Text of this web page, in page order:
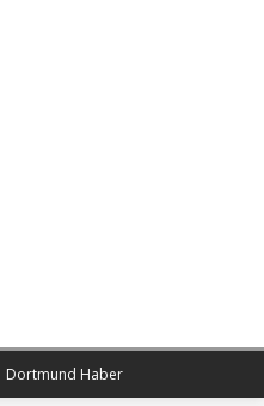
Dortmund Haber